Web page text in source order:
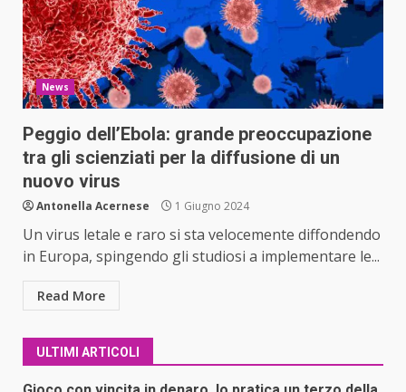
News
Peggio dell’Ebola: grande preoccupazione
tra gli scienziati per la diffusione di un
nuovo virus
Antonella Acernese 1 Giugno 2024
Un virus letale e raro si sta velocemente diffondendo
in Europa, spingendo gli studiosi a implementare le...
Read More
ULTIMI ARTICOLI